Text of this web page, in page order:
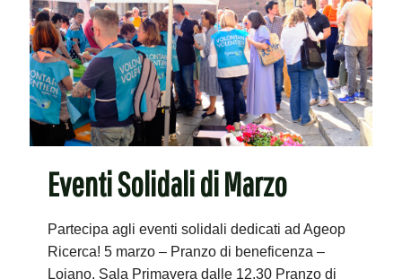
Eventi Solidali di Marzo
Partecipa agli eventi solidali dedicati ad Ageop
Ricerca! 5 marzo – Pranzo di beneficenza –
Loiano, Sala Primavera dalle 12.30 Pranzo di